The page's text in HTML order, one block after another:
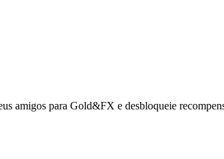
amigos para Gold&FX e desbloqueie